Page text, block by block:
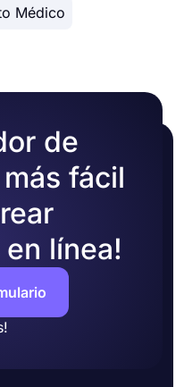
Médico
de
fácil
línea!